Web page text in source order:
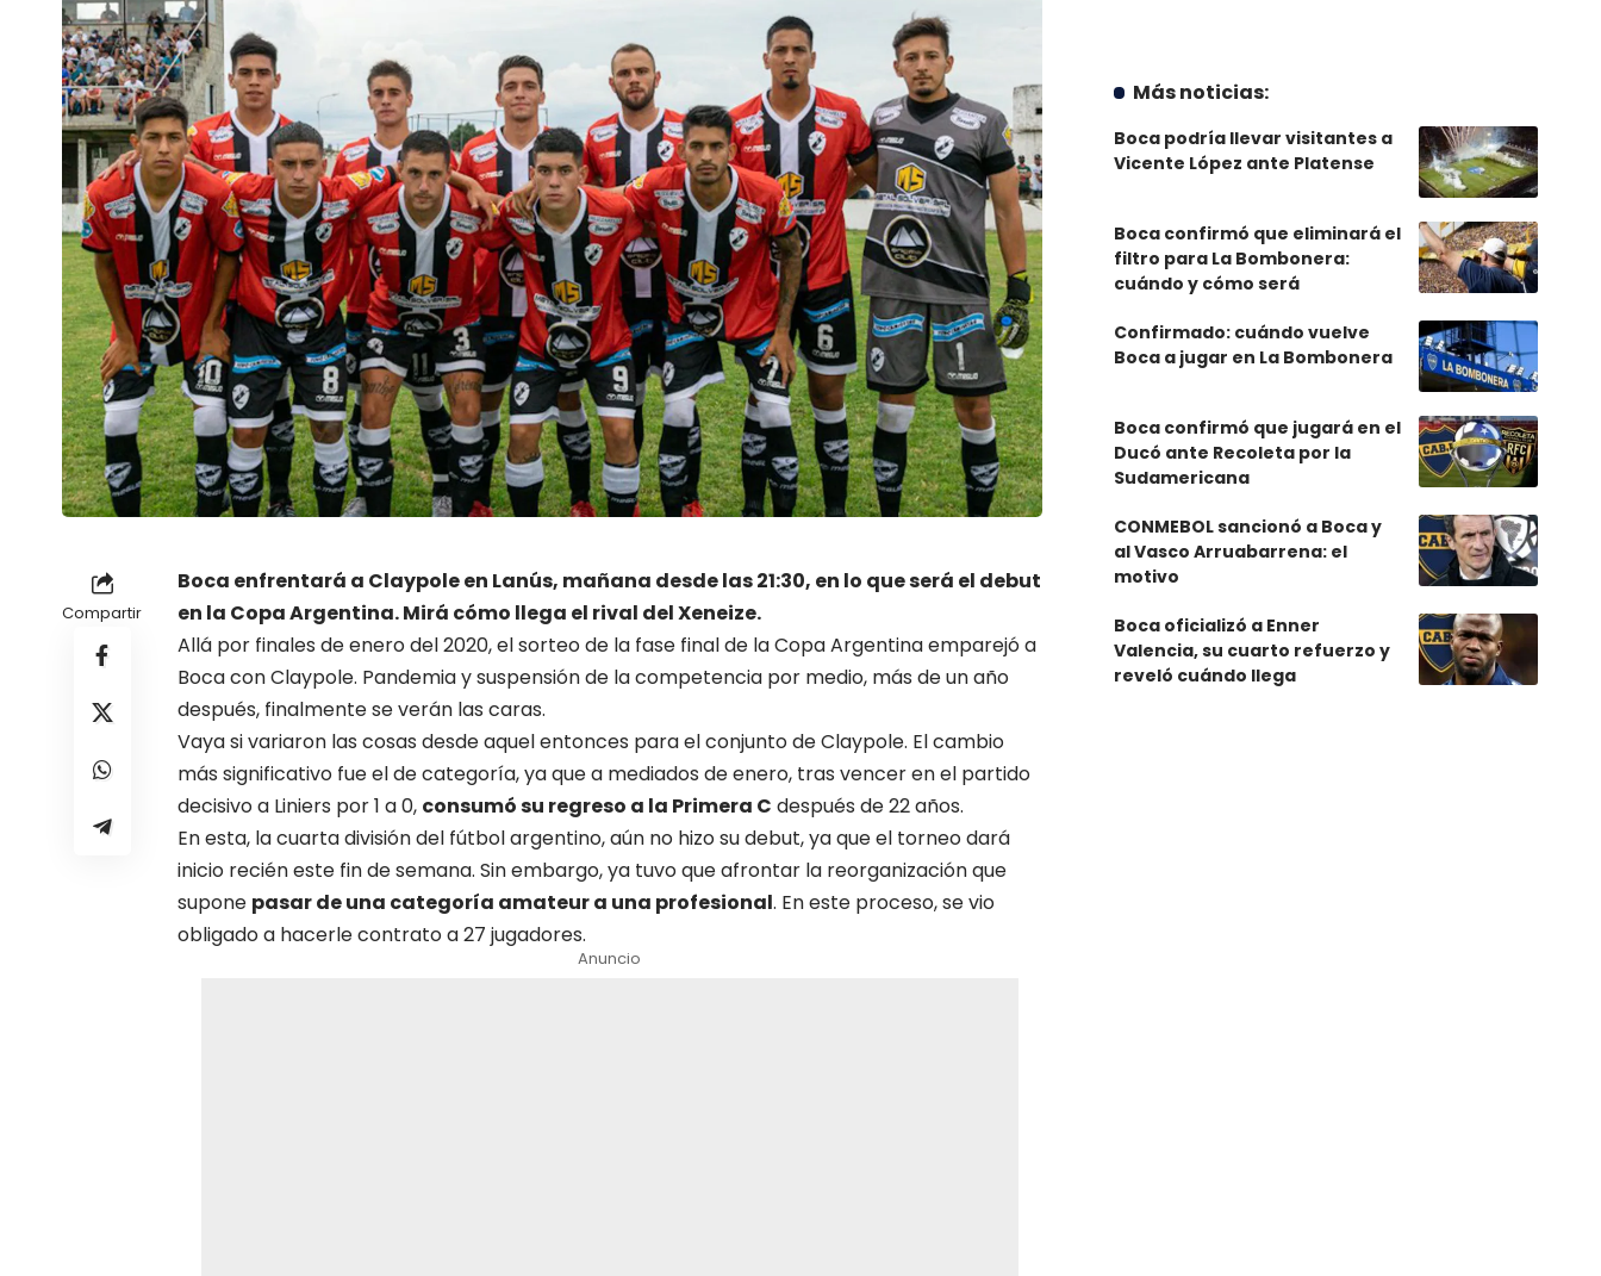
Compartir
Boca enfrentará a Claypole en Lanús, mañana desde las 21:30, en lo que será el debut
en la Copa Argentina. Mirá cómo llega el rival del Xeneize.
Allá por finales de enero del 2020, el sorteo de la fase final de la Copa Argentina emparejó a
Boca con Claypole. Pandemia y suspensión de la competencia por medio, más de un año
después, finalmente se verán las caras.
Vaya si variaron las cosas desde aquel entonces para el conjunto de Claypole. El cambio
más significativo fue el de categoría, ya que a mediados de enero, tras vencer en el partido
decisivo a Liniers por 1 a 0, consumó su regreso a la Primera C después de 22 años.
En esta, la cuarta división del fútbol argentino, aún no hizo su debut, ya que el torneo dará
inicio recién este fin de semana. Sin embargo, ya tuvo que afrontar la reorganización que
supone pasar de una categoría amateur a una profesional. En este proceso, se vio
obligado a hacerle contrato a 27 jugadores.
Anuncio
Más noticias:
Boca podría llevar visitantes a
Vicente López ante Platense
Boca confirmó que eliminará el
filtro para La Bombonera:
cuándo y cómo será
Confirmado: cuándo vuelve
Boca a jugar en La Bombonera
Boca confirmó que jugará en el
Ducó ante Recoleta por la
Sudamericana
CONMEBOL sancionó a Boca y
al Vasco Arruabarrena: el
motivo
Boca oficializó a Enner
Valencia, su cuarto refuerzo y
reveló cuándo llega